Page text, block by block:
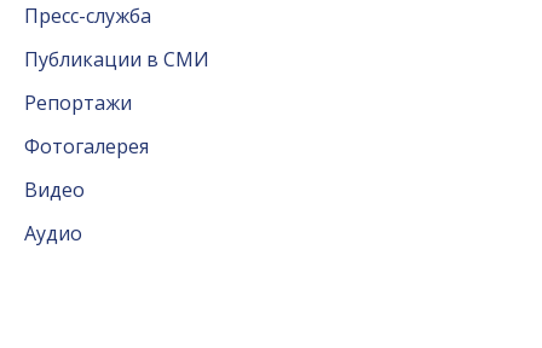
Пресс-служба
Публикации в СМИ
Репортажи
Фотогалерея
Видео
Аудио